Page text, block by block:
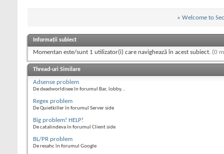
« Welcome to
Informații subiect
Momentan este/sunt 1 utilizator(i) care navighează în acest subiect. (0
Thread-uri Similare
Adsense problem
De deadworldisee în forumul Bar, lobby...
Regex problem
De Quietkiller în forumul Server side
Big problem! HELP!
De catalindeva în forumul Client side
BL/PR problem
De resahc în forumul Google